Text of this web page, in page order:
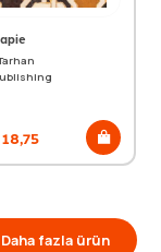
Daha fazla ürün